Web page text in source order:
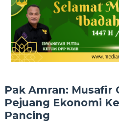
Pak Amran: Musafir
Pejuang Ekonomi
Pancing